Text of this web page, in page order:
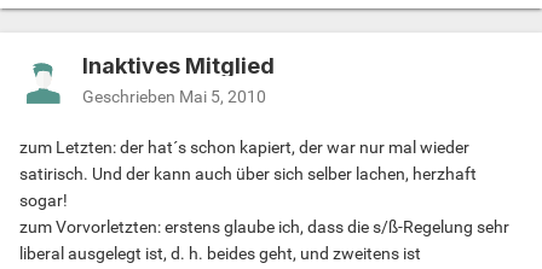
Inaktives Mitglied
Geschrieben Mai 5, 2010
zum Letzten: der hat´s schon kapiert, der war nur mal wieder
satirisch. Und der kann auch über sich selber lachen, herzhaft
sogar!
zum Vorvorletzten: erstens glaube ich, dass die s/ß-Regelung sehr
liberal ausgelegt ist, d. h. beides geht, und zweitens ist